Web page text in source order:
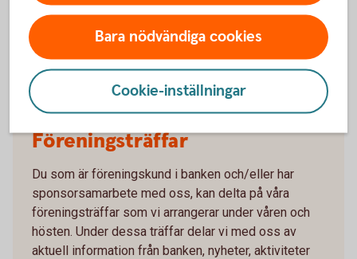
Föreningsträffar
Du som är föreningskund i banken och/eller har
sponsorsamarbete med oss, kan delta på våra
föreningsträffar som vi arrangerar under våren och
hösten. Under dessa träffar delar vi med oss av
aktuell information från banken, nyheter, aktiviteter
Bara nödvändiga cookies
Cookie-inställningar